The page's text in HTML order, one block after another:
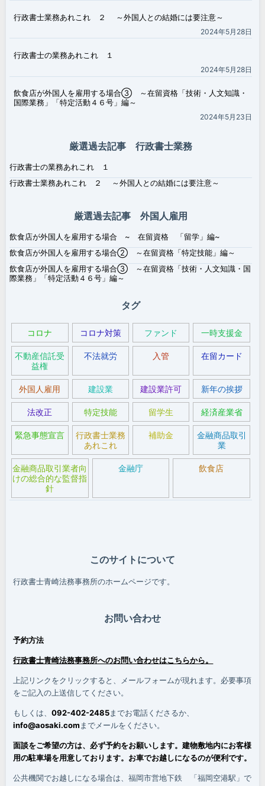
行政書士業務あれこれ ２ ～外国人との結婚には要注意～
2024年5月28日
行政書士の業務あれこれ １
2024年5月28日
飲食店が外国人を雇用する場合③ ～在留資格「技術・人文知識・
国際業務」「特定活動４６号」編～
2024年5月23日
厳選過去記事 行政書士業務
行政書士の業務あれこれ １
行政書士業務あれこれ ２ ～外国人との結婚には要注意～
厳選過去記事 外国人雇用
飲食店が外国人を雇用する場合 ~ 在留資格 「留学」編~
飲食店が外国人を雇用する場合② ～在留資格「特定技能」編～
飲食店が外国人を雇用する場合③ ～在留資格「技術・人文知識・国
際業務」「特定活動４６号」編～
タグ
コロナ コロナ対策 ファンド 一時支援金
不動産信託受
益権
不法就労 入管 在留カード
外国人雇用 建設業 建設業許可 新年の挨拶
法改正 特定技能 留学生 経済産業省
緊急事態宣言
行政書士業務
あれこれ
補助金
金融商品取引
業
金融商品取引業者向
けの総合的な監督指
針
金融庁 飲食店
このサイトについて
行政書士青崎法務事務所のホームページです。
お問い合わせ
予約方法
行政書士青崎法務事務所へのお問い合わせはこちらから。
上記リンクをクリックすると、メールフォームが現れます。必要事項
をご記入の上送信してください。
もしくは、092-402-2485までお電話くださるか、
info@aosaki.com までメールをください。
面談をご希望の方は、必ず予約をお願いします。建物敷地内にお客様
用の駐車場を用意しております。お車でお越しになるのが便利です。
公共機関でお越しになる場合は、福岡市営地下鉄 「福岡空港駅」で